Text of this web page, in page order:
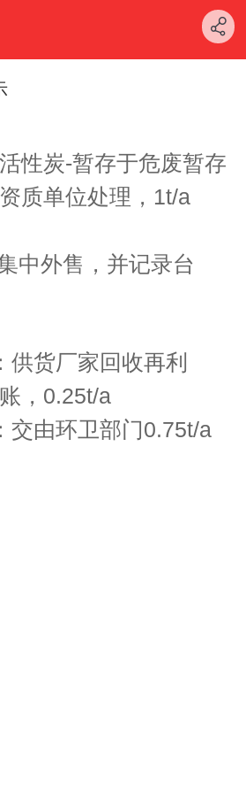
性炭-暂存于危废暂存
质单位处理，1t/a
中外售，并记录台
供货厂家回收再利
，0.25t/a
交由环卫部门0.75t/a